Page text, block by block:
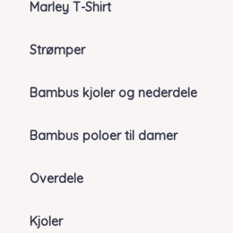
Marley T-Shirt
Strømper
Bambus kjoler og nederdele
Bambus poloer til damer
Overdele
Kjoler